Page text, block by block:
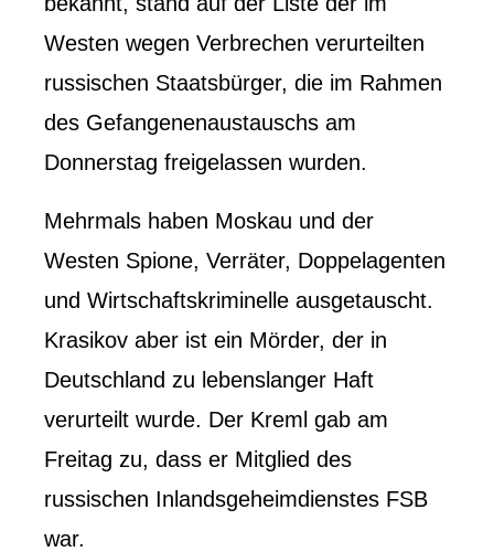
Westen wegen Verbrechen verurteilten
russischen Staatsbürger, die im Rahmen
des Gefangenenaustauschs am
Donnerstag freigelassen wurden.
Mehrmals haben Moskau und der
Westen Spione, Verräter, Doppelagenten
und Wirtschaftskriminelle ausgetauscht.
Krasikov aber ist ein Mörder, der in
Deutschland zu lebenslanger Haft
verurteilt wurde. Der Kreml gab am
Freitag zu, dass er Mitglied des
russischen Inlandsgeheimdienstes FSB
war.